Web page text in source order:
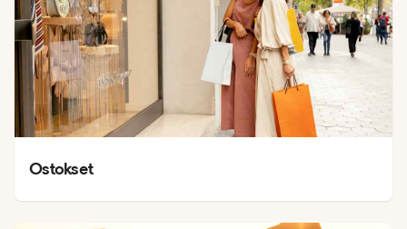
Ostokset